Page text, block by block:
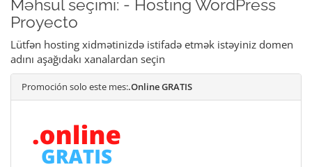
Məhsul seçimi: - Hosting WordPress
Proyecto
Lütfən hosting xidmətinizdə istifadə etmək istəyiniz domen
adını aşağıdakı xanalardan seçin
Promoción solo este mes:.Online GRATIS